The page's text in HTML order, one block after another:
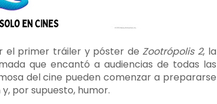
el primer tráiler y póster de Zootrópolis 2, la
que encantó a audiencias de todas las
del cine pueden comenzar a prepararse
por supuesto, humor.